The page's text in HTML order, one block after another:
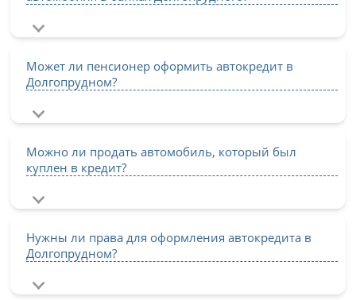
Может ли пенсионер оформить автокредит в
Долгопрудном?
Можно ли продать автомобиль, который был
куплен в кредит?
Нужны ли права для оформления автокредита в
Долгопрудном?